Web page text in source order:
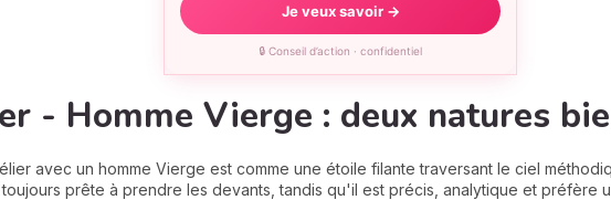
Je veux savoir →
🔒 Conseil d’action · confidentiel
- Homme Vierge : deux natures
avec un homme Vierge est comme une étoile filante traversant le ciel
prête à prendre les devants, tandis qu'il est précis, analytique et préfère